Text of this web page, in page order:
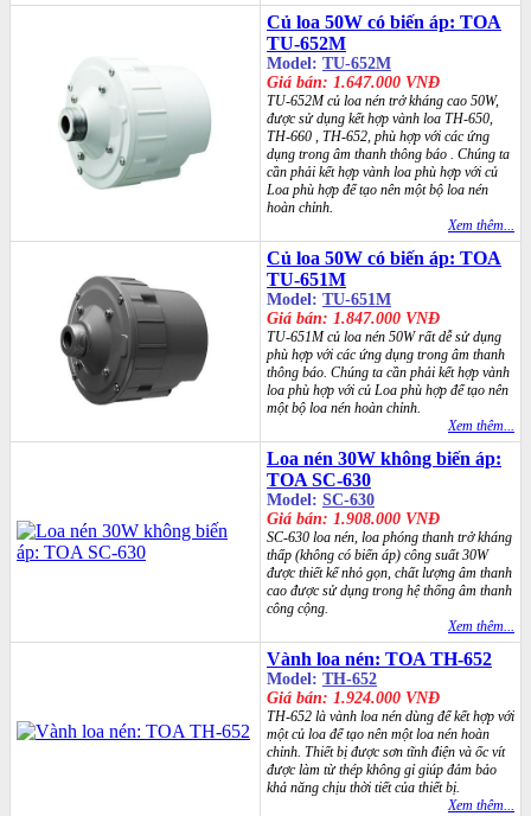
Củ loa 50W có biến áp: TOA
TU-652M
Model: TU-652M
Giá bán: 1.647.000 VNĐ
TU-652M củ loa nén trở kháng cao 50W,
được sử dụng kết hợp vành loa TH-650,
TH-660 , TH-652, phù hợp với các ứng
dụng trong âm thanh thông báo . Chúng ta
cần phải kết hợp vành loa phù hợp với củ
Loa phù hợp để tạo nên một bộ loa nén
hoàn chỉnh.
Xem thêm...
Củ loa 50W có biến áp: TOA
TU-651M
Model: TU-651M
Giá bán: 1.847.000 VNĐ
TU-651M củ loa nén 50W rất dễ sử dụng
phù hợp với các ứng dụng trong âm thanh
thông báo. Chúng ta cần phải kết hợp vành
loa phù hợp với củ Loa phù hợp để tạo nên
một bộ loa nén hoàn chỉnh.
Xem thêm...
Loa nén 30W không biến áp:
TOA SC-630
Model: SC-630
Giá bán: 1.908.000 VNĐ
SC-630 loa nén, loa phóng thanh trở kháng
thấp (không có biến áp) công suất 30W
được thiết kế nhỏ gọn, chất lượng âm thanh
cao được sử dụng trong hệ thống âm thanh
công cộng.
Xem thêm...
Vành loa nén: TOA TH-652
Model: TH-652
Giá bán: 1.924.000 VNĐ
TH-652 là vành loa nén dùng để kết hợp với
một củ loa để tạo nên một loa nén hoàn
chỉnh. Thiết bị được sơn tĩnh điện và ốc vít
được làm từ thép không gỉ giúp đảm bảo
khả năng chịu thời tiết của thiết bị.
Xem thêm...